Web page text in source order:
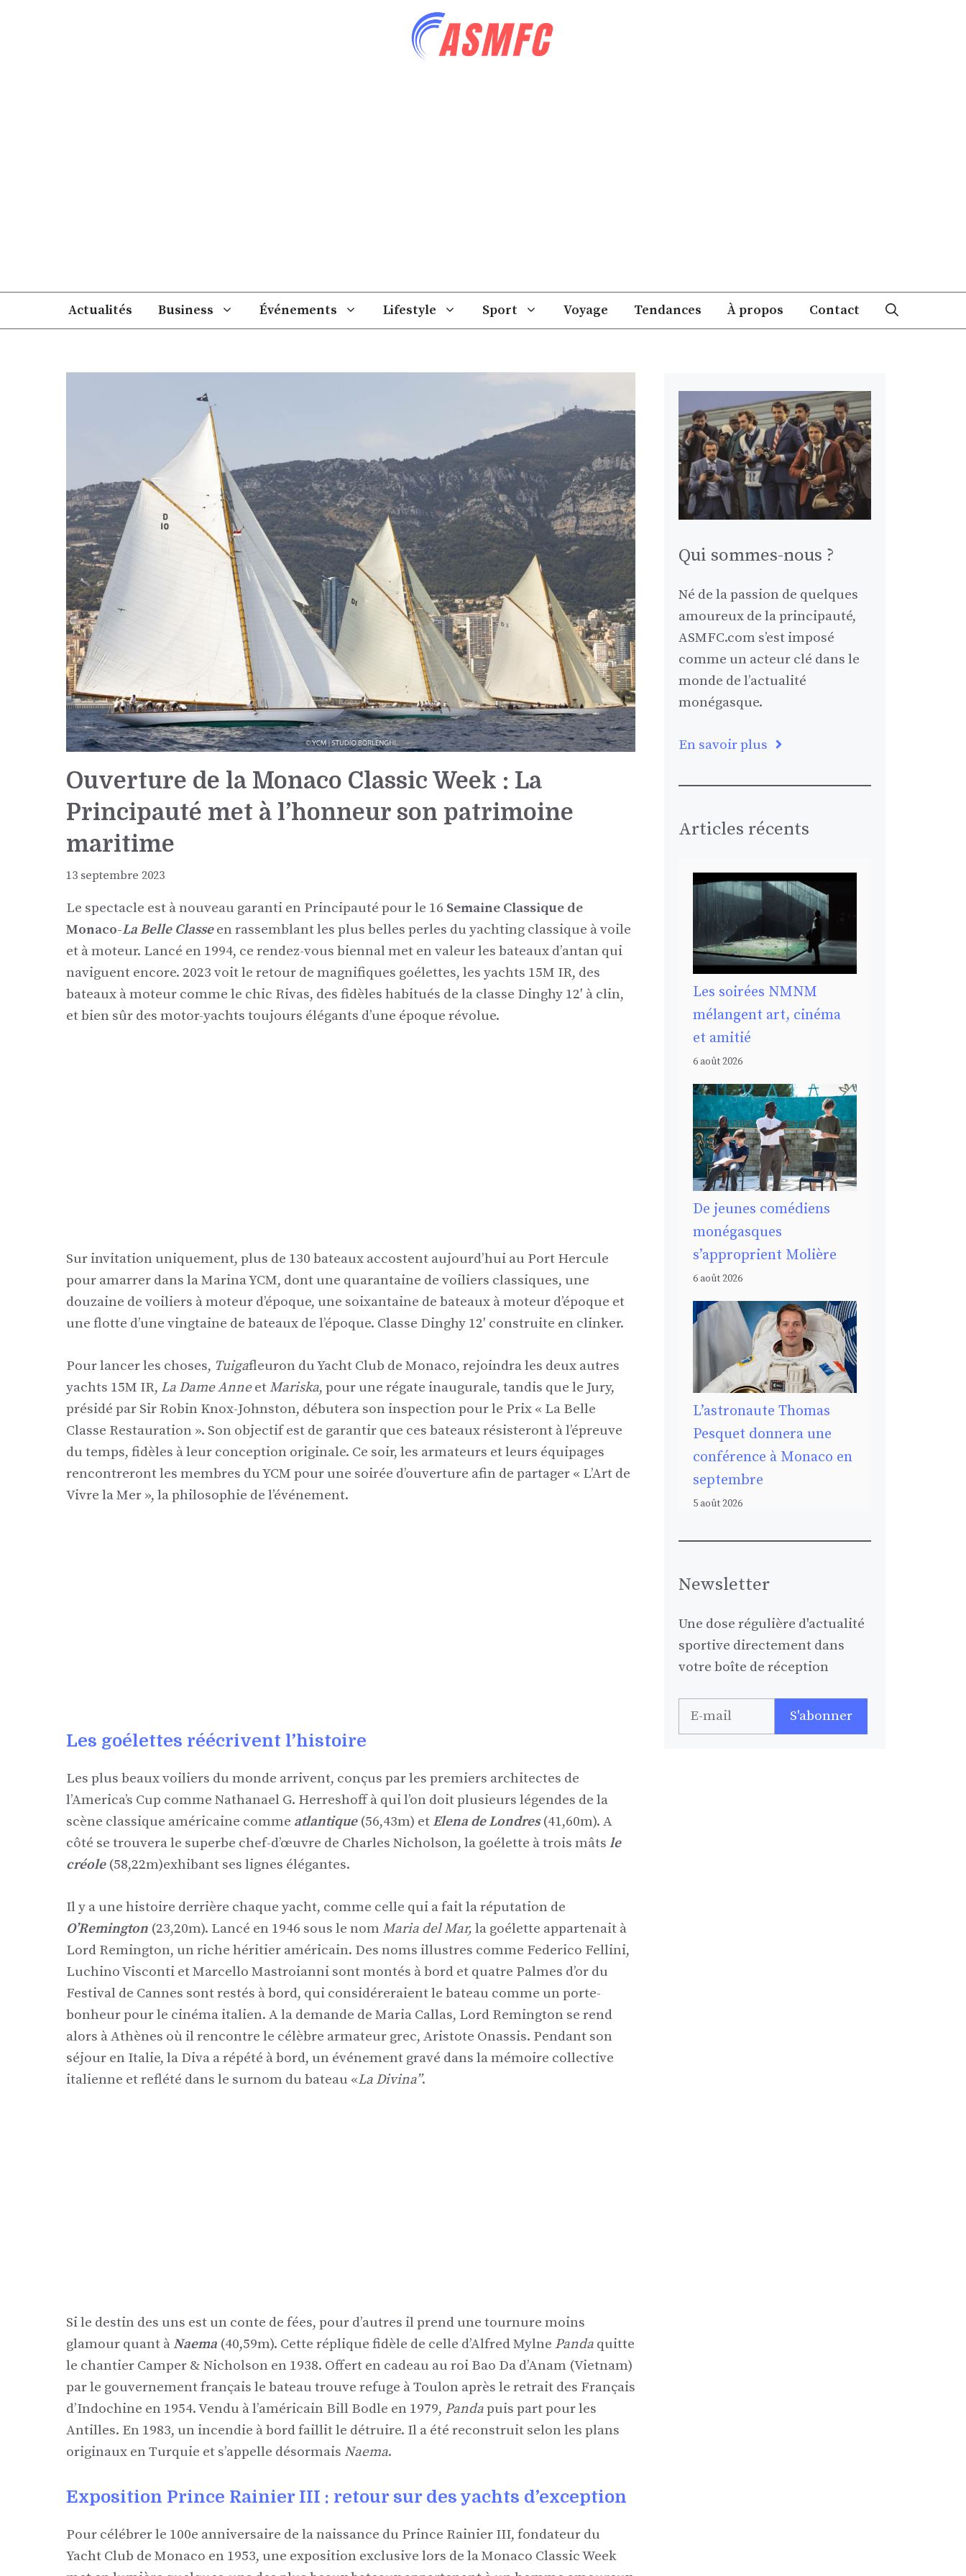
Actualités Business Événements Lifestyle Sport Voyage Tendances À propos Contact
Ouverture de la Monaco Classic Week : La
Principauté met à l’honneur son patrimoine
maritime
13 septembre 2023
Le spectacle est à nouveau garanti en Principauté pour le 16 Semaine Classique de
Monaco-La Belle Classeen rassemblant les plus belles perles du yachting classique à voile
et à moteur. Lancé en 1994, ce rendez-vous biennal met en valeur les bateaux d’antan qui
naviguent encore. 2023 voit le retour de magnifiques goélettes, les yachts 15M IR, des
bateaux à moteur comme le chic Rivas, des fidèles habitués de la classe Dinghy 12′ à clin,
et bien sûr des motor-yachts toujours élégants d’une époque révolue.
Sur invitation uniquement, plus de 130 bateaux accostent aujourd’hui au Port Hercule
pour amarrer dans la Marina YCM, dont une quarantaine de voiliers classiques, une
douzaine de voiliers à moteur d’époque, une soixantaine de bateaux à moteur d’époque et
une flotte d’une vingtaine de bateaux de l’époque. Classe Dinghy 12′ construite en clinker.
Pour lancer les choses, Tuigafleuron du Yacht Club de Monaco, rejoindra les deux autres
yachts 15M IR, La Dame Anneet Mariska, pour une régate inaugurale, tandis que le Jury,
présidé par Sir Robin Knox-Johnston, débutera son inspection pour le Prix « La Belle
Classe Restauration ». Son objectif est de garantir que ces bateaux résisteront à l’épreuve
du temps, fidèles à leur conception originale. Ce soir, les armateurs et leurs équipages
rencontreront les membres du YCM pour une soirée d’ouverture afin de partager « L’Art de
Vivre la Mer », la philosophie de l’événement.
Les goélettes réécrivent l’histoire
Les plus beaux voiliers du monde arrivent, conçus par les premiers architectes de
l’America’s Cup comme Nathanael G. Herreshoff à qui l’on doit plusieurs légendes de la
scène classique américaine comme atlantique (56,43m) et Elena de Londres(41,60m). A
côté se trouvera le superbe chef-d’œuvre de Charles Nicholson, la goélette à trois mâts le
créole (58,22m)exhibant ses lignes élégantes.
Il y a une histoire derrière chaque yacht, comme celle qui a fait la réputation de
O’Remington (23,20m). Lancé en 1946 sous le nom Maria del Mar, la goélette appartenait à
Lord Remington, un riche héritier américain. Des noms illustres comme Federico Fellini,
Luchino Visconti et Marcello Mastroianni sont montés à bord et quatre Palmes d’or du
Festival de Cannes sont restés à bord, qui considéreraient le bateau comme un porte-
bonheur pour le cinéma italien. A la demande de Maria Callas, Lord Remington se rend
alors à Athènes où il rencontre le célèbre armateur grec, Aristote Onassis. Pendant son
séjour en Italie, la Diva a répété à bord, un événement gravé dans la mémoire collective
italienne et reflété dans le surnom du bateau «La Divina”.
Si le destin des uns est un conte de fées, pour d’autres il prend une tournure moins
glamour quant àNaema (40,59m). Cette réplique fidèle de celle d’Alfred Mylne Panda quitte
le chantier Camper & Nicholson en 1938. Offert en cadeau au roi Bao Da d’Anam (Vietnam)
par le gouvernement français le bateau trouve refuge à Toulon après le retrait des Français
d’Indochine en 1954. Vendu à l’américain Bill Bodle en 1979, Pandapuis part pour les
Antilles. En 1983, un incendie à bord faillit le détruire. Il a été reconstruit selon les plans
originaux en Turquie et s’appelle désormais Naema.
Exposition Prince Rainier III : retour sur des yachts d’exception
Pour célébrer le 100e anniversaire de la naissance du Prince Rainier III, fondateur du
Yacht Club de Monaco en 1953, une exposition exclusive lors de la Monaco Classic Week
Qui sommes-nous ?
Né de la passion de quelques
amoureux de la principauté,
ASMFC.com s’est imposé
comme un acteur clé dans le
monde de l’actualité
monégasque.
En savoir plus
Articles récents
Les soirées NMNM
mélangent art, cinéma
et amitié
6 août 2026
De jeunes comédiens
monégasques
s’approprient Molière
6 août 2026
L’astronaute Thomas
Pesquet donnera une
conférence à Monaco en
septembre
5 août 2026
Newsletter
Une dose régulière d'actualité
sportive directement dans
votre boîte de réception